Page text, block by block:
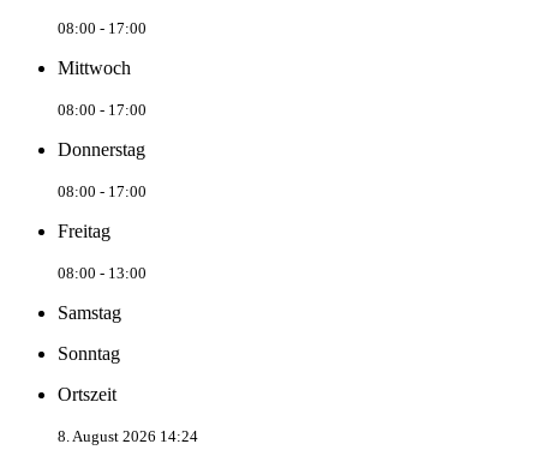
08:00 - 17:00
Mittwoch
08:00 - 17:00
Donnerstag
08:00 - 17:00
Freitag
08:00 - 13:00
Samstag
Sonntag
Ortszeit
8. August 2026 14:24